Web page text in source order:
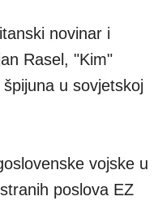
novinar i
Rasel, "Kim"
u sovjetskoj
vojske u
poslova EZ